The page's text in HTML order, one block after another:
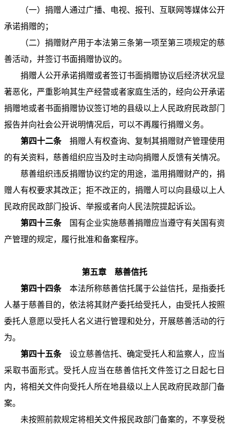
（一）捐赠人通过广播、电视、报刊、互联网等媒体公开
承诺捐赠的；
（二）捐赠财产用于本法第三条第一项至第三项规定的慈
善活动，并签订书面捐赠协议的。
捐赠人公开承诺捐赠或者签订书面捐赠协议后经济状况显
著恶化，严重影响其生产经营或者家庭生活的，经向公开承诺
捐赠地或者书面捐赠协议签订地的县级以上人民政府民政部门
报告并向社会公开说明情况后，可以不再履行捐赠义务。
第四十二条捐赠人有权查询、复制其捐赠财产管理使用
的有关资料，慈善组织应当及时主动向捐赠人反馈有关情况。
慈善组织违反捐赠协议约定的用途，滥用捐赠财产的，捐
赠人有权要求其改正；拒不改正的，捐赠人可以向县级以上人
民政府民政部门投诉、举报或者向人民法院提起诉讼。
第四十三条国有企业实施慈善捐赠应当遵守有关国有资
产管理的规定，履行批准和备案程序。
第五章 慈善信托
第四十四条本法所称慈善信托属于公益信托，是指委托
人基于慈善目的，依法将其财产委托给受托人，由受托人按照
委托人意愿以受托人名义进行管理和处分，开展慈善活动的行
为。
第四十五条设立慈善信托、确定受托人和监察人，应当
采取书面形式。受托人应当在慈善信托文件签订之日起七日
内，将相关文件向受托人所在地县级以上人民政府民政部门备
案。
未按照前款规定将相关文件报民政部门备案的，不享受税